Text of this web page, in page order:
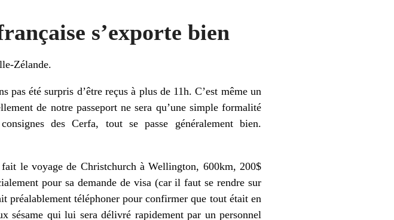
s’exporte bien
Zélande.
pas été surpris d’être reçus à plus de 11h. C’est même un
de notre passeport ne sera qu’une simple formalité
des Cerfa, tout se passe généralement bien.
le voyage de Christchurch à Wellington, 600km, 200$
pour sa demande de visa (car il faut se rendre sur
téléphoner pour confirmer que tout était en
sésame qui lui sera délivré rapidement par un personnel